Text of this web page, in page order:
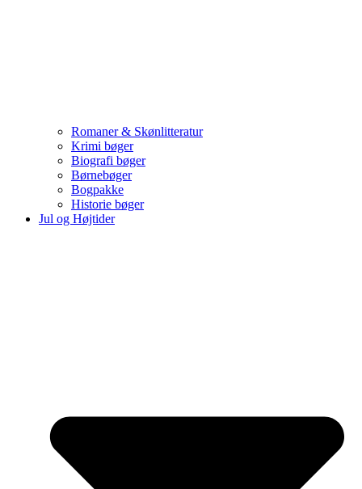
Romaner & Skønlitteratur
Krimi bøger
Biografi bøger
Børnebøger
Bogpakke
Historie bøger
Jul og Højtider